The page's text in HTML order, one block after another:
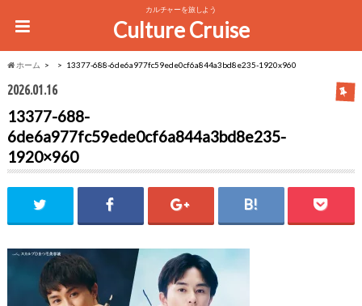
カルチャーを旅しよう
Culture Cruise
ホーム 13377-688-6de6a977fc59ede0cf6a844a3bd8e235-1920x960
2026.01.16
13377-688-
6de6a977fc59ede0cf6a844a3bd8e235-
1920×960